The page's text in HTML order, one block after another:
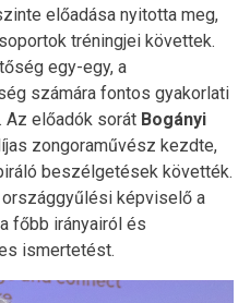
előadása nyitotta meg,
tréningjei követtek.
egy-egy, a
számára fontos gyakorlati
Az előadók sorát Bogányi
zongoraművész kezdte,
beszélgetések követték.
országgyűlési képviselő a
főbb irányairól és
ismertetést.